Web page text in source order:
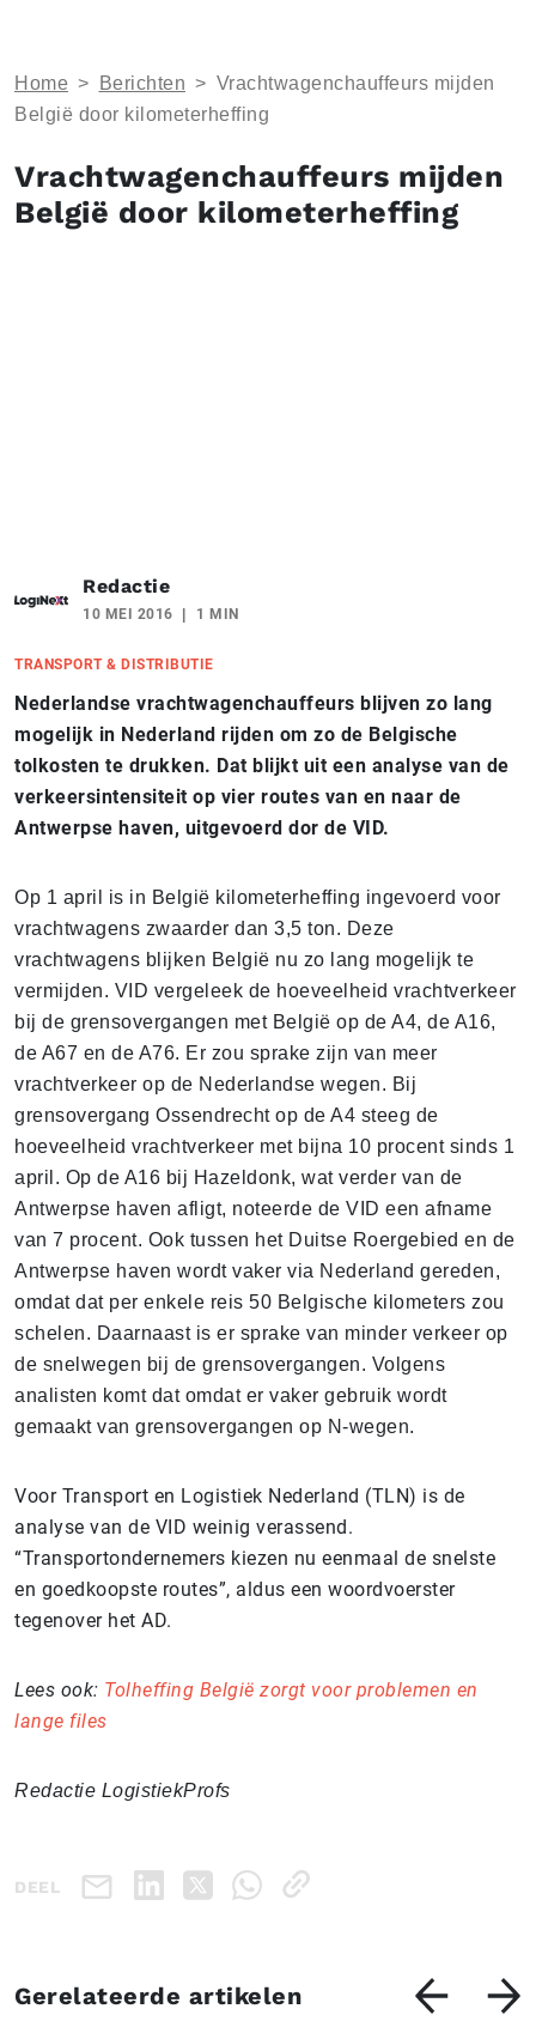
Home > Berichten > Vrachtwagenchauffeurs mijden
België door kilometerheffing
Vrachtwagenchauffeurs mijden
België door kilometerheffing
Redactie
10 MEI 2016 1 MIN
TRANSPORT & DISTRIBUTIE
Nederlandse vrachtwagenchauffeurs blijven zo lang
mogelijk in Nederland rijden om zo de Belgische
tolkosten te drukken. Dat blijkt uit een analyse van de
verkeersintensiteit op vier routes van en naar de
Antwerpse haven, uitgevoerd dor de VID.
Op 1 april is in België kilometerheffing ingevoerd voor
vrachtwagens zwaarder dan 3,5 ton. Deze
vrachtwagens blijken België nu zo lang mogelijk te
vermijden. VID vergeleek de hoeveelheid vrachtverkeer
bij de grensovergangen met België op de A4, de A16,
de A67 en de A76. Er zou sprake zijn van meer
vrachtverkeer op de Nederlandse wegen. Bij
grensovergang Ossendrecht op de A4 steeg de
hoeveelheid vrachtverkeer met bijna 10 procent sinds 1
april. Op de A16 bij Hazeldonk, wat verder van de
Antwerpse haven afligt, noteerde de VID een afname
van 7 procent. Ook tussen het Duitse Roergebied en de
Antwerpse haven wordt vaker via Nederland gereden,
omdat dat per enkele reis 50 Belgische kilometers zou
schelen. Daarnaast is er sprake van minder verkeer op
de snelwegen bij de grensovergangen. Volgens
analisten komt dat omdat er vaker gebruik wordt
gemaakt van grensovergangen op N-wegen.
Voor Transport en Logistiek Nederland (TLN) is de
analyse van de VID weinig verassend.
“Transportondernemers kiezen nu eenmaal de snelste
en goedkoopste routes”, aldus een woordvoerster
tegenover het AD.
Lees ook: Tolheffing België zorgt voor problemen en
lange files
Redactie LogistiekProfs
DEEL
Gerelateerde artikelen